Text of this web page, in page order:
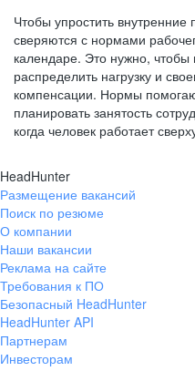
Чтобы упростить
сверяются с нормами
календаре. Это нужно, чтобы
распределить нагрузку и
компенсации. Нормы
планировать занятость
когда человек работает
HeadHunter
Размещение вакансий
Поиск по резюме
О компании
Наши вакансии
Реклама на сайте
Требования к ПО
Безопасный HeadHunter
HeadHunter API
Партнерам
Инвесторам